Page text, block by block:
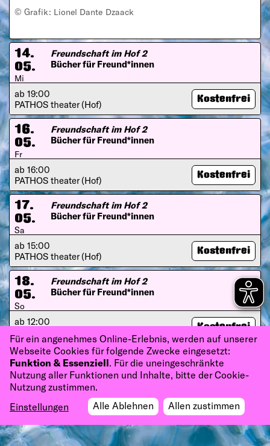
© Grafik: Lionel Dante Dzaack
14.
05.
Mi
Freundschaft im Hof 2
Bücher für Freund*innen
ab 19:00
PATHOS theater (Hof)
Kostenfrei
16.
05.
Fr
Freundschaft im Hof 2
Bücher für Freund*innen
ab 16:00
PATHOS theater (Hof)
Kostenfrei
17.
05.
Sa
Freundschaft im Hof 2
Bücher für Freund*innen
ab 15:00
PATHOS theater (Hof)
Kostenfrei
18.
05.
So
Freundschaft im Hof 2
Bücher für Freund*innen
ab 12:00
Kostenfrei
Für ein angenehmes Online-Erlebnis, werden auf unserer
Webseite Cookies für folgende Zwecke eingesetzt:
Funktion & Essenziell. Für die uneingeschränkte
Nutzung aller Funktionen und Inhalte, bitte der Cookie-
Nutzung zustimmen.
Einstellungen
Alle Ablehnen Allen zustimmen